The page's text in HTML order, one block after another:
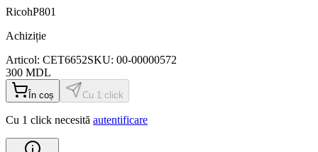
RicohP801
Achiziție
Articol: CET6652SKU: 00-00000572
300 MDL
În coș Cu 1 click
Cu 1 click necesită autentificare